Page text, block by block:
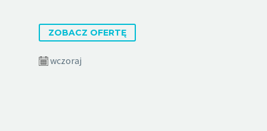
ZOBACZ OFERTĘ
wczoraj